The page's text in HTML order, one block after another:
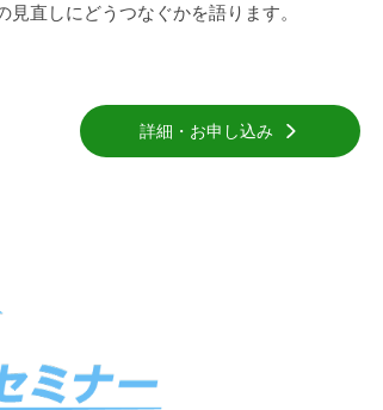
直しにどうつなぐかを語ります。
詳細・お申し込み